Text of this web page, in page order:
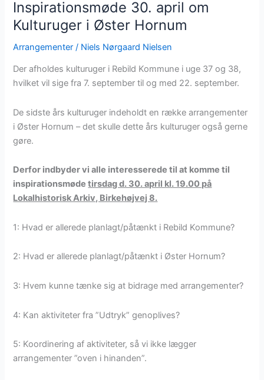
går
til
MeNaTeket
Inspirationsmøde 30. april om
Kulturuger i Øster Hornum
Arrangementer / Niels Nørgaard Nielsen
Der afholdes kulturuger i Rebild Kommune i uge 37 og 38,
hvilket vil sige fra 7. september til og med 22. september.
De sidste års kulturuger indeholdt en række arrangementer
i Øster Hornum – det skulle dette års kulturuger også gerne
gøre.
Derfor indbyder vi alle interesserede til at komme til
inspirationsmødetirsdag d. 30. april kl. 19.00 på
Lokalhistorisk Arkiv, Birkehøjvej 8.
1: Hvad er allerede planlagt/påtænkt i Rebild Kommune?
2: Hvad er allerede planlagt/påtænkt i Øster Hornum?
3: Hvem kunne tænke sig at bidrage med arrangementer?
4: Kan aktiviteter fra ”Udtryk” genoplives?
5: Koordinering af aktiviteter, så vi ikke lægger
arrangementer ”oven i hinanden”.